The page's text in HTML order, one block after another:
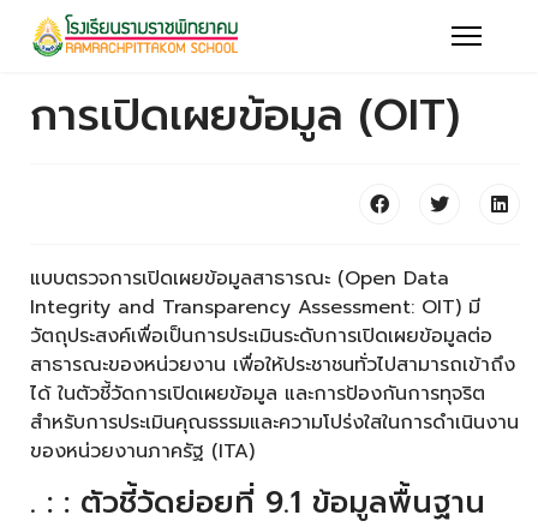
การเปิดเผยข้อมูล (OIT)
แบบตรวจการเปิดเผยข้อมูลสาธารณะ (Open Data
Integrity and Transparency Assessment: OIT) มี
วัตถุประสงค์เพื่อเป็นการประเมินระดับการเปิดเผยข้อมูลต่อ
สาธารณะของหน่วยงาน เพื่อให้ประชาชนทั่วไปสามารถเข้าถึง
ได้ ในตัวชี้วัดการเปิดเผยข้อมูล และการป้องกันการทุจริต
สำหรับการประเมินคุณธรรมและความโปร่งใสในการดำเนินงาน
ของหน่วยงานภาครัฐ (ITA)
. : : ตัวชี้วัดย่อยที่ 9.1 ข้อมูลพื้นฐาน